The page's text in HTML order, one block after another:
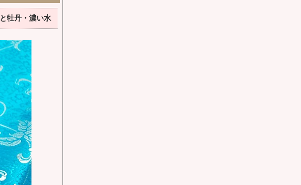
牡丹・濃い水